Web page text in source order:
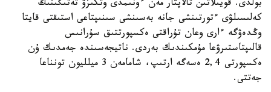
بولدى. قويىلاتىن تالاپتار مەن ءونىمدى وتكىزۋ تەتىگىنىڭ
كەلىسىلۋى ءتورتىنشى جانە بەسىنشى سىنىپتاعى استىقتى قايتا
وڭدەۋگە ءارى وعان تۇراقتى ەكسپورتتىق سۇرانىس
قالىپتاستىرۋعا مۇمكىندىك بەردى. ناتيجەسىندە جەمدىك ۇن
ەكسپورتى 2,4 ەسەگە ارتىپ، شامامەن 3 ميلليون تونناعا
جەتتى.